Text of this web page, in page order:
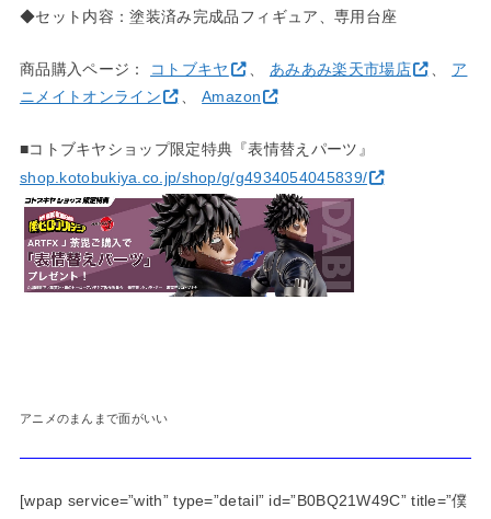
◆セット内容：塗装済み完成品フィギュア、専用台座
商品購入ページ： コトブキヤ あみあみ楽天市場店
ア
ニメイトオンライン
、Amazon
■コトブキヤショップ限定特典『表情替えパーツ』
shop.kotobukiya.co.jp/shop/g/g4934054045839/
アニメのまんまで面がいい
[wpap service=”with” type=”detail” id=”B0BQ21W49C” title=”僕